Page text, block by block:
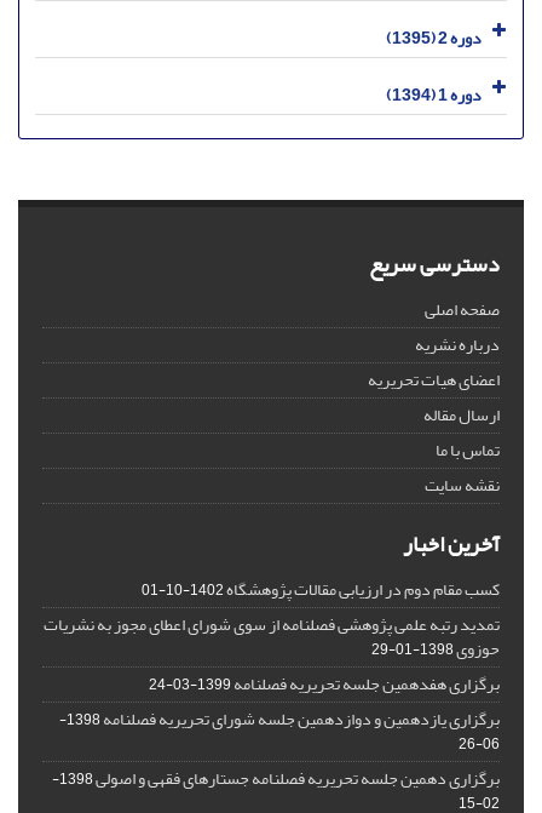
دوره 2 (1395)
دوره 1 (1394)
دسترسی سریع
صفحه اصلی
درباره نشریه
اعضای هیات تحریریه
ارسال مقاله
تماس با ما
نقشه سایت
آخرین اخبار
کسب مقام دوم در ارزیابی مقالات پژوهشگاه1402-10-01
تمدید رتبه علمی پژوهشی فصلنامه از سوی شورای اعطای مجوز به نشریات
حوزوی1398-01-29
برگزاری هفدهمین جلسه تحریریه فصلنامه1399-03-24
برگزاری یازدهمین و دوازدهمین جلسه شورای تحریریه فصلنامه
1398-
06-26
برگزاری دهمین جلسه تحریریه فصلنامه جستارهای فقهی و اصولی
1398-
02-15